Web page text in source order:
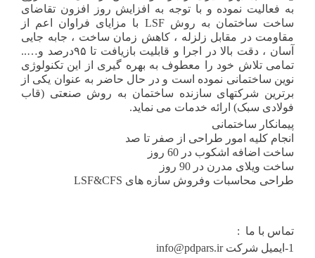
به فعالیت نموده و با توجه به افزایش روز افزون تقاضای
ساخت ساختمان به روش LSF با مزایای فراوان اعم از
مقاومت در مقابل زلزله ، کاهش زمان ساخت ، جابه جایی
آسان ، دقت بالا در اجرا و قابلیت بازیافت تا ۹۵درصد و…..
تمامی تلاش خود را معطوف به بهره گیری از این تکنولوژی
نوین ساختمانی نموده است و در حال حاضر به عنوان یکی از
برترین شرکتهای سازنده ساختمان به روش صنعتی (قاب
فولادی سبک) ارائه خدمات می نماید.
پیمانکار ساختمانی
انجام کلیه امور طراحی از صفر تا صد
ساخت اضافه اشکوب در 60 روز
ساخت ویلای مدرن در 90 روز
طراحی محاسبات وفروش سازه های LSF&CFS
تماس با ما :
1-ایمیل شرکت info@pdpars.ir